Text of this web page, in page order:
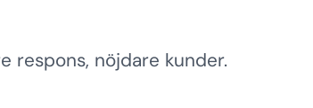
respons, nöjdare kunder.